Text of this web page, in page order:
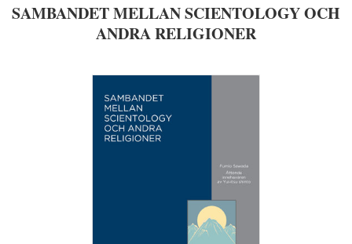
SAMBANDET MELLAN SCIENTOLOGY OCH
ANDRA RELIGIONER